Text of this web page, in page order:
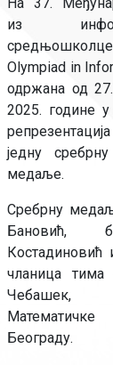
из
Olympiad in
одржана од
2025. године у
једну
медаље.
Сребрну
Бановић,
чланица
Чебашек,
Београду.